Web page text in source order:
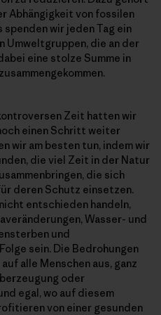
Abhängigkeit von fossilen
wir jeden Tag ein
Umweltgruppen, die an der
eine stolze Summe in
Zeit hatten wir
einen Schritt weiter
wir am besten tun, indem wir
die viel Zeit in der Natur
die sich
deren Schutz einsetzen.
entschieden handeln,
Wasser- und
und
sein. Die Bedrohungen
alle Menschen aus, ganz
oder
egal, wo auf diesem
von einer gesunden